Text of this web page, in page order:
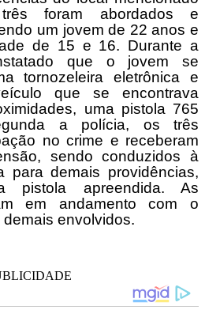
foram abordados e
um jovem de 22 anos e
de 15 e 16. Durante a
que o jovem se
tornozeleira eletrônica e
que se encontrava
uma pistola 765
a polícia, os três
no crime e receberam
sendo conduzidos à
para demais providências,
pistola apreendida. As
em andamento com o
envolvidos.